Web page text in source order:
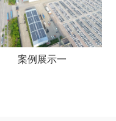
案例展示一